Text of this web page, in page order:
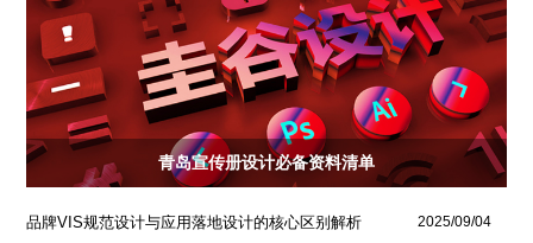
青岛宣传册设计必备资料清单
品牌VIS规范设计与应用落地设计的核心区别解析 2025/09/04